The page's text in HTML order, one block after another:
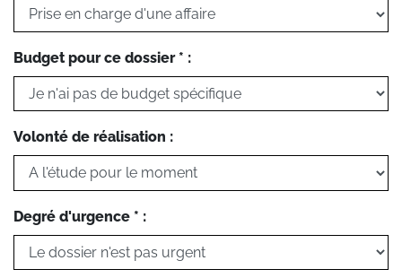
Budget pour ce dossier * :
Volonté de réalisation :
Degré d'urgence * :